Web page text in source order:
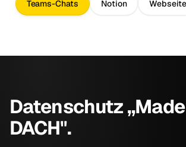
Teams-Chats Notion Webseite
Datenschutz
DACH".